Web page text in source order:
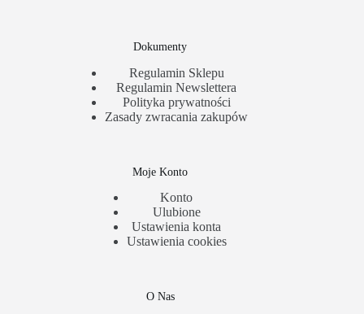
Dokumenty
Regulamin Sklepu
Regulamin Newslettera
Polityka prywatności
Zasady zwracania zakupów
Moje Konto
Konto
Ulubione
Ustawienia konta
Ustawienia cookies
O Nas